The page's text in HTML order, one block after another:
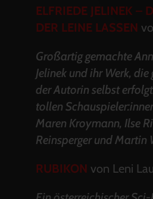
ELFRIEDE JELINEK –
DER LEINE LASSEN
Großartig gemachte
Jelinek und ihr Werk,
der Autorin selbst
tollen
Maren Kroymann, Ilse
Reinsperger und Martin
RUBIKON von Leni